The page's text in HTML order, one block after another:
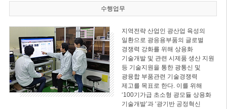
수행업무
지역전략 산업인 광산업 육성의
일환으로 광응용부품의 글로벌
경쟁력 강화를 위해 상용화
기술개발 및 관련 시제품 생산 지원
등 기술지원을 통한 광통신 및
광융합 부품관련 기술경쟁력
제고를 목표로 한다. 이를 위해
‘100기가급 초소형 광모듈 상용화
기술개발’과 ‘광기반 공정혁신